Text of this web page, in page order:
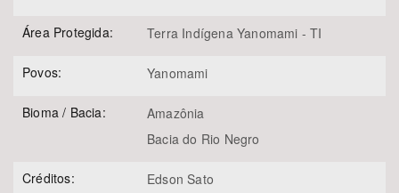
Área Protegida: Terra Indígena Yanomami - TI
Povos: Yanomami
Bioma / Bacia:
Amazônia
Bacia do Rio Negro
Créditos: Edson Sato